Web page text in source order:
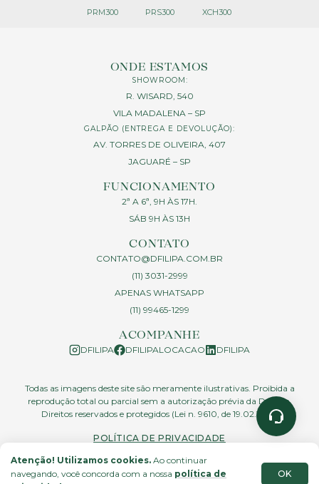
PRM300 PRS300 XCH300
ONDE ESTAMOS
SHOWROOM:
R. WISARD, 540
VILA MADALENA – SP
GALPÃO (ENTREGA E DEVOLUÇÃO):
AV. TORRES DE OLIVEIRA, 407
JAGUARÉ – SP
FUNCIONAMENTO
2ª A 6ª, 9H ÀS 17H.
SÁB 9H ÀS 13H
CONTATO
CONTATO@DFILIPA.COM.BR
(11) 3031-2999
APENAS WHATSAPP
(11) 99465-1299
ACOMPANHE
DFILIPA DFILIPALOCACAO DFILIPA
Todas as imagens deste site são meramente ilustrativas. Proibida a
reprodução total ou parcial sem a autorização prévia da D.Filipa.
Direitos reservados e protegidos (Lei n. 9610, de 19.02.1998)
POLÍTICA DE PRIVACIDADE
site feito por
Atenção! Utilizamos cookies. Ao continuar
navegando, você concorda com a nossa política de
OK